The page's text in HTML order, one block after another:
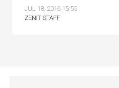
JUL 18, 2016 15:55
ZENIT STAFF